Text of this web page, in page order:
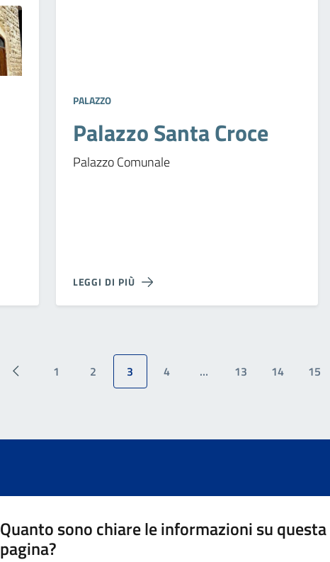
PALAZZO
Palazzo Santa Croce
Palazzo Comunale
LEGGI DI PIÙ
1 2 3 4 … 13 14 15
Quanto sono chiare le informazioni su questa
pagina?